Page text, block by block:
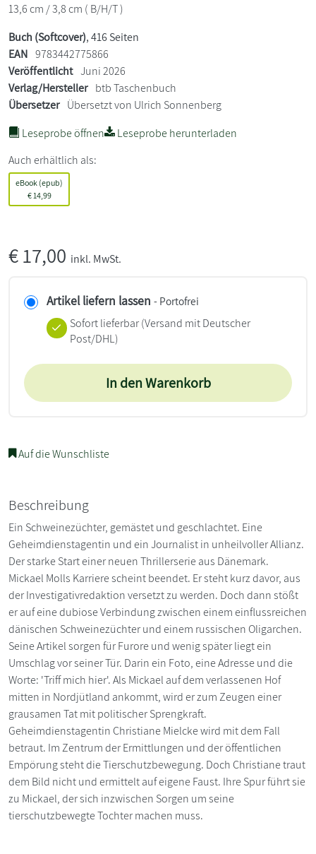
13,6 cm / 3,8 cm ( B/H/T )
Buch (Softcover), 416 Seiten
EAN 9783442775866
Veröffentlicht Juni 2026
Verlag/Hersteller btb Taschenbuch
Übersetzer Übersetzt von Ulrich Sonnenberg
Leseprobe öffnen
Leseprobe herunterladen
Auch erhältlich als:
eBook (epub)
€14,99
€17,00 inkl. MwSt.
Artikel liefern lassen - Portofrei
Sofort lieferbar(Versand mit Deutscher
Post/DHL)
In den Warenkorb
Auf die Wunschliste
Beschreibung
Ein Schweinezüchter, gemästet und geschlachtet. Eine
Geheimdienstagentin und ein Journalist in unheilvoller Allianz.
Der starke Start einer neuen Thrillerserie aus Dänemark.
Mickael Molls Karriere scheint beendet. Er steht kurz davor, aus
der Investigativredaktion versetzt zu werden. Doch dann stößt
er auf eine dubiose Verbindung zwischen einem einflussreichen
dänischen Schweinezüchter und einem russischen Oligarchen.
Seine Artikel sorgen für Furore und wenig später liegt ein
Umschlag vor seiner Tür. Darin ein Foto, eine Adresse und die
Worte: 'Triff mich hier'. Als Mickael auf dem verlassenen Hof
mitten in Nordjütland ankommt, wird er zum Zeugen einer
grausamen Tat mit politischer Sprengkraft.
Geheimdienstagentin Christiane Mielcke wird mit dem Fall
betraut. Im Zentrum der Ermittlungen und der öffentlichen
Empörung steht die Tierschutzbewegung. Doch Christiane traut
dem Bild nicht und ermittelt auf eigene Faust. Ihre Spur führt sie
zu Mickael, der sich inzwischen Sorgen um seine
tierschutzbewegte Tochter machen muss.